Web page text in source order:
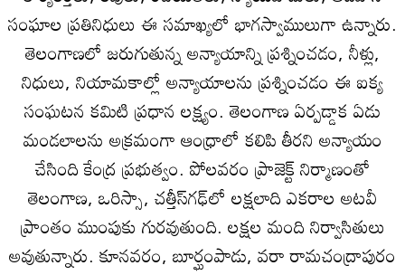
సంఘాల ప్రతినిధులు ఈ సమాఖ్యలో భాగస్వాములుగా ఉన్నారు.
తెలంగాణలో జరుగుతున్న అన్యాయాన్ని ప్రశ్నించడం, నీళ్లు,
నిధులు, నియామకాల్లో అన్యాయాలను ప్రశ్నించడం ఈ ఐక్య
సంఘటన కమిటి ప్రధాన లక్ష్యం. తెలంగాణ ఏర్పడ్డాక ఏడు
మండలాలను అక్రమంగా ఆంధ్రాలో కలిపి తీరని అన్యాయం
చేసింది కేంద్ర ప్రభుత్వం. పోలవరం ప్రాజెక్ట్‌ నిర్మాణంతో
తెలంగాణ, ఒరిస్సా, చత్తీస్‌గఢ్‌లో లక్షలాది ఎకరాల అటవీ
ప్రాంతం ముంపుకు గురవుతుంది. లక్షల మంది నిర్వాసితులు
అవుతున్నారు. కూనవరం, బూర్ఘంపాడు, వరా రామచంద్రాపురం